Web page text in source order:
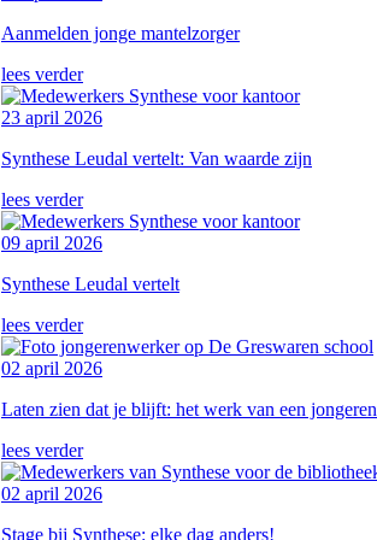
Aanmelden jonge mantelzorger
lees verder
23 april 2026
Synthese Leudal vertelt: Van waarde zijn
lees verder
09 april 2026
Synthese Leudal vertelt
lees verder
02 april 2026
Laten zien dat je blijft: het werk van een
lees verder
02 april 2026
Stage bij Synthese: elke dag anders!